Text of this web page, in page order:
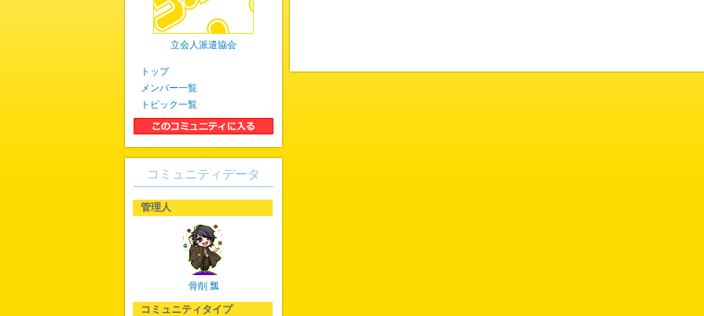
立会人派遣協会
トップ
メンバー一覧
トピック一覧
コミュニティデータ
管理人
骨削 瓢
コミュニティタイプ